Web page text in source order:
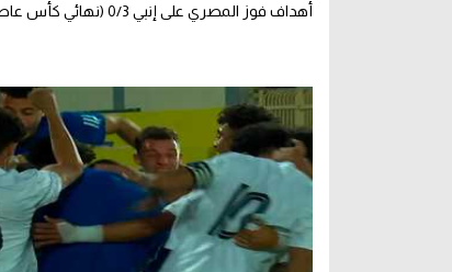
أهداف فوز المصري على إنبي 0/3 (نهائي كأس عاصمة مصر)